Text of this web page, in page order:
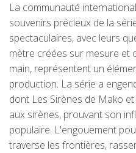
La communauté
souvenirs précieux de la
spectaculaires, avec leurs
mètre créées sur mesure et
main, représentent un
production. La série a
dont Les Sirènes de Mako
aux sirènes, prouvant son
populaire. L'engouement
traverse les frontières,